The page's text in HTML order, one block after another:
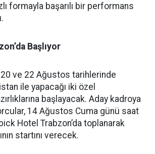
formayla başarılı bir performans
Başlıyor
20 ve 22 Ağustos tarihlerinde
ile yapacağı iki özel
başlayacak. Aday kadroya
14 Ağustos Cuma günü saat
Hotel Trabzon’da toplanarak
startını verecek.